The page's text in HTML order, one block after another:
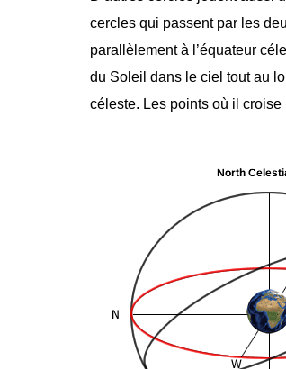
cercles qui passent par les
parallèlement à l’équateur
du Soleil dans le ciel tout au
céleste. Les points où il croise